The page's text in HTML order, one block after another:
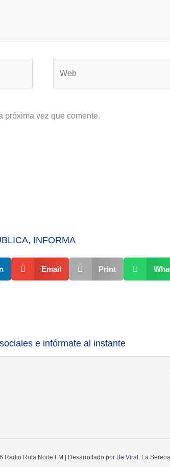
próxima vez que comente.
INFORMA
Email Print
e infórmate al instante
Radio Ruta Norte FM | Desarrollado por Be Viral , La Serena